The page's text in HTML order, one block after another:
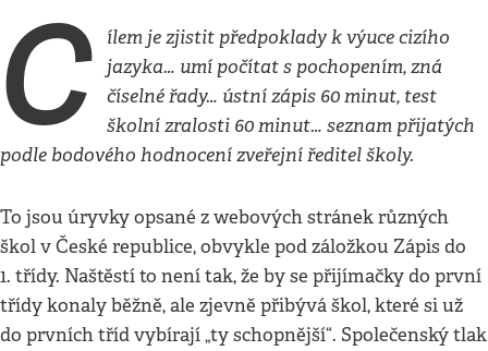
C
ílem je zjistit předpoklady k výuce cizího
jazyka… umí počítat s pochopením, zná
číselné řady… ústní zápis 60 minut, test
školní zralosti 60 minut… seznam přijatých
podle bodového hodnocení zveřejní ředitel školy.
To jsou úryvky opsané z webových stránek různých
škol v České republice, obvykle pod záložkou Zápis do
1. třídy. Naštěstí to není tak, že by se přijímačky do první
třídy konaly běžně, ale zjevně přibývá škol, které si už
do prvních tříd vybírají „ty schopnější“. Společenský tlak